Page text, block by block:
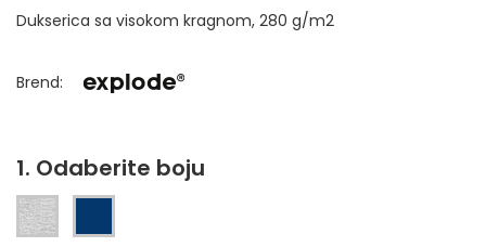
Dukserica sa visokom kragnom, 280 g/m2
Brend:
1. Odaberite boju